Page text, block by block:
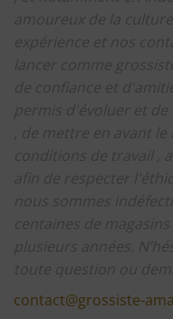
contact@grossiste-